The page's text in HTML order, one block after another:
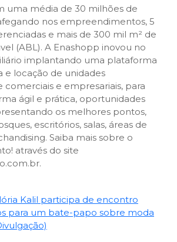
uma média de 30 milhões de
nos empreendimentos, 5
e mais de 300 mil m² de
(ABL). A Enashopp inovou no
implantando uma plataforma
e locação de unidades
comerciais e empresariais, para
ágil e prática, oportunidades
os melhores pontos,
escritórios, salas, áreas de
Saiba mais sobre o
através do site